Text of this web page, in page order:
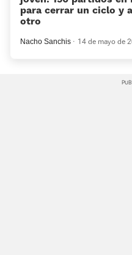
para cerrar un ciclo y
otro
Nacho Sanchis 14 de mayo de